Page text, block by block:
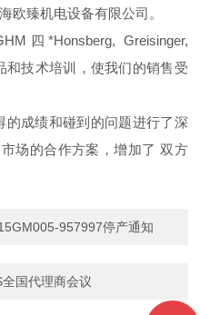
欧臻机电设备有限公司。
四*Honsberg, Greisinger,
和技术培训，使我们的销售受
的成绩和碰到的问题进行了深
场的合作方案，增加了 双方
957997停产通知
全国代理商会议